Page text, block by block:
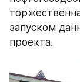
запуском
проекта.